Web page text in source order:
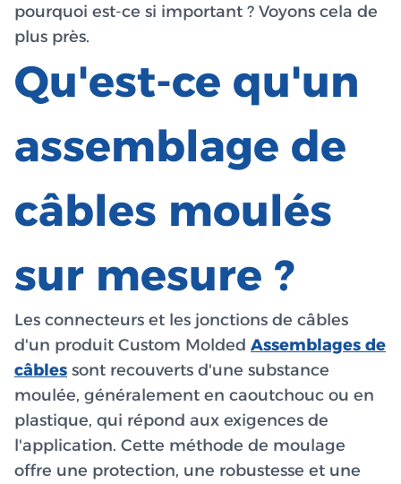
pourquoi est-ce si important ? Voyons cela de
plus près.
Qu'est-ce qu'un
assemblage de
câbles moulés
sur mesure ?
Les connecteurs et les jonctions de câbles
d'un produit Custom Molded Assemblages de
câbles sont recouverts d'une substance
moulée, généralement en caoutchouc ou en
plastique, qui répond aux exigences de
l'application. Cette méthode de moulage
offre une protection, une robustesse et une